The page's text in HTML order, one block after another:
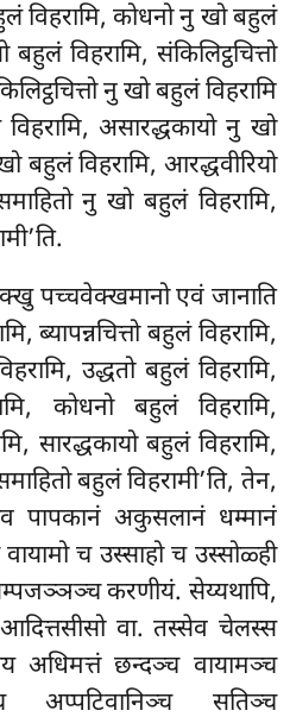
विहरामि, कोधनो नु खो बहुलं
विहरामि, संकिलिट्ठचित्तो
नु खो बहुलं विहरामि
असारद्धकायो नु खो
बहुलं विहरामि, आरद्धवीरियो
नु खो बहुलं विहरामि,
पच्चवेक्खमानो एवं जानाति
ब्यापन्नचित्तो बहुलं विहरामि,
उद्धतो बहुलं विहरामि,
कोधनो बहुलं विहरामि,
सारद्धकायो बहुलं विहरामि,
बहुलं विहरामी’ति, तेन,
पापकानं अकुसलानं धम्मानं
च उस्साहो च उस्सोळ्ही
करणीयं. सेय्यथापि,
वा. तस्सेव चेलस्स
अधिमत्तं छन्दञ्च वायामञ्च
अप्पटिवानिञ्च सतिञ्च